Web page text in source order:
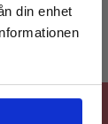
din enhet